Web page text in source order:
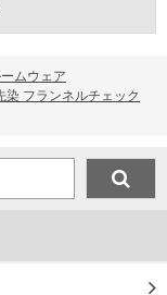
ムウェア
染 フランネルチェック